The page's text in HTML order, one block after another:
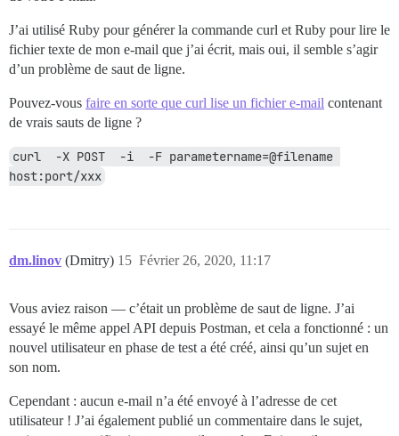
J’ai utilisé Ruby pour générer la commande curl et Ruby pour lire le
fichier texte de mon e-mail que j’ai écrit, mais oui, il semble s’agir
d’un problème de saut de ligne.
Pouvez-vous faire en sorte que curl lise un fichier e-mail contenant
de vrais sauts de ligne ?
curl  -X POST  -i  -F parametername=@filename
host:port/xxx
dm.linov (Dmitry) Février 26, 2020, 11:17
15
Vous aviez raison — c’était un problème de saut de ligne. J’ai
essayé le même appel API depuis Postman, et cela a fonctionné : un
nouvel utilisateur en phase de test a été créé, ainsi qu’un sujet en
son nom.
Cependant : aucun e-mail n’a été envoyé à l’adresse de cet
utilisateur ! J’ai également publié un commentaire dans le sujet,